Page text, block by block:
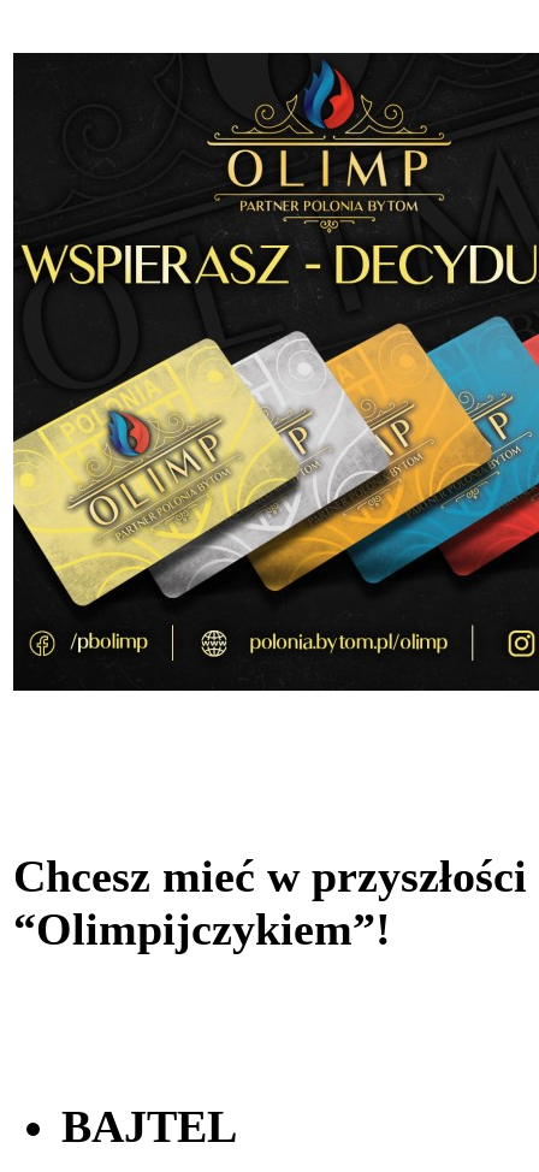
Chcesz mieć w
“Olimpijczykiem”!
BAJTEL